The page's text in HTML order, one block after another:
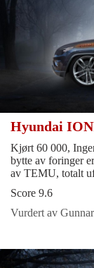
Hyundai
Kjørt 60 000,
bytte av foringer
av TEMU, totalt
Score 9.6
Vurdert av Gunnar